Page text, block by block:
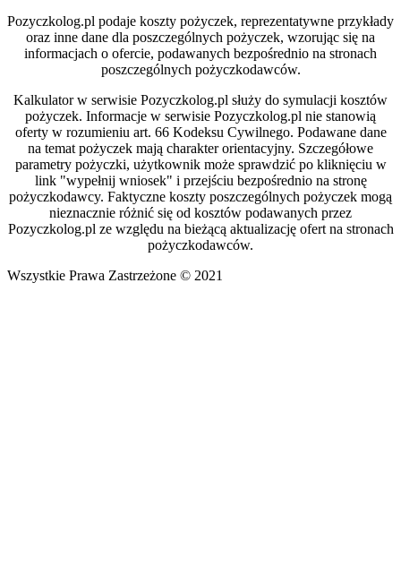
Pozyczkolog.pl podaje koszty pożyczek, reprezentatywne przykłady
oraz inne dane dla poszczególnych pożyczek, wzorując się na
informacjach o ofercie, podawanych bezpośrednio na stronach
poszczególnych pożyczkodawców.
Kalkulator w serwisie Pozyczkolog.pl służy do symulacji kosztów
pożyczek. Informacje w serwisie Pozyczkolog.pl nie stanowią
oferty w rozumieniu art. 66 Kodeksu Cywilnego. Podawane dane
na temat pożyczek mają charakter orientacyjny. Szczegółowe
parametry pożyczki, użytkownik może sprawdzić po kliknięciu w
link "wypełnij wniosek" i przejściu bezpośrednio na stronę
pożyczkodawcy. Faktyczne koszty poszczególnych pożyczek mogą
nieznacznie różnić się od kosztów podawanych przez
Pozyczkolog.pl ze względu na bieżącą aktualizację ofert na stronach
pożyczkodawców.
Wszystkie Prawa Zastrzeżone © 2021